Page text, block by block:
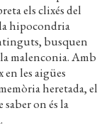
els clixés del
hipocondria
busquen
malenconia. Amb
en les aigües
heretada, el
saber on és la